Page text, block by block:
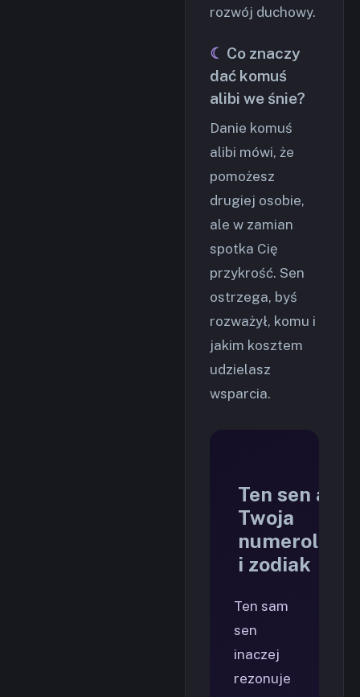
rozwój duchowy.
Co znaczy
dać komuś
alibi we śnie?
Danie komuś
alibi mówi, że
pomożesz
drugiej osobie,
ale w zamian
spotka Cię
przykrość. Sen
ostrzega, byś
rozważył, komu i
jakim kosztem
udzielasz
wsparcia.
Ten sen a
Twoja
numerologia
i zodiak
Ten sam
sen
inaczej
rezonuje